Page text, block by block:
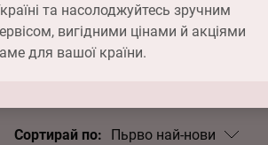
та насолоджуйтесь зручним
вигідними цінами й акціями
для вашої країни.
Сортирай по: Пьрво най-нови